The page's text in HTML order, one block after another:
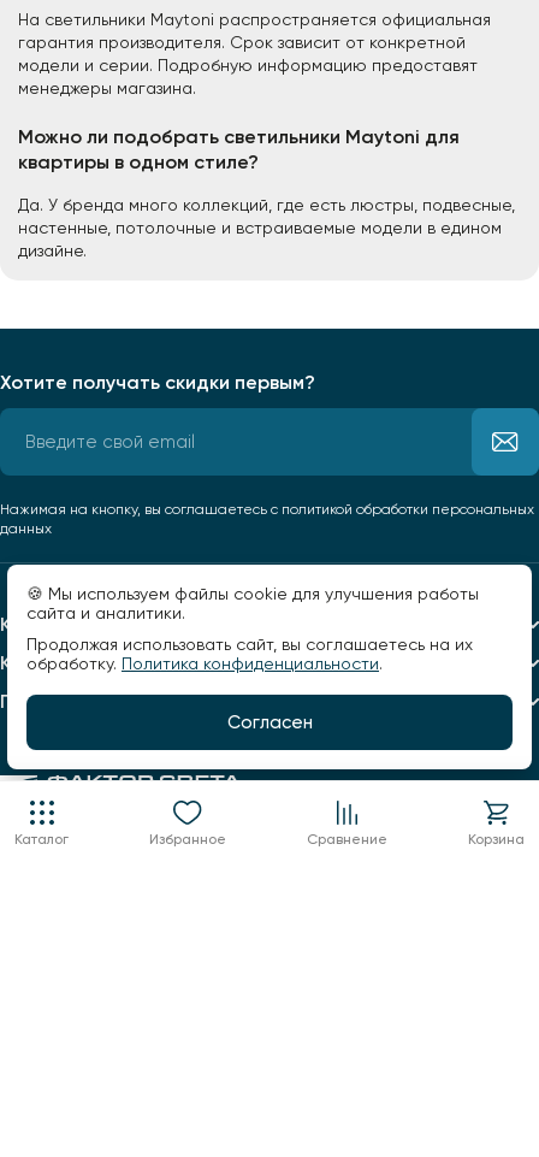
На светильники Maytoni распространяется официальная
гарантия производителя. Срок зависит от конкретной
модели и серии. Подробную информацию предоставят
менеджеры магазина.
Можно ли подобрать светильники Maytoni для
квартиры в одном стиле?
Да. У бренда много коллекций, где есть люстры, подвесные,
настенные, потолочные и встраиваемые модели в едином
дизайне.
+7 960 123 02 03
Каталог
Компания
Помощь
Хотите получать скидки первым?
Нажимая на кнопку, вы соглашаетесь с политикой обработки персональных
данных
Каталог Избранное Сравнение Корзина
🍪 Мы используем файлы cookie для улучшения работы
сайта и аналитики.
Продолжая использовать сайт, вы соглашаетесь на их
обработку. Политика конфиденциальности.
Согласен